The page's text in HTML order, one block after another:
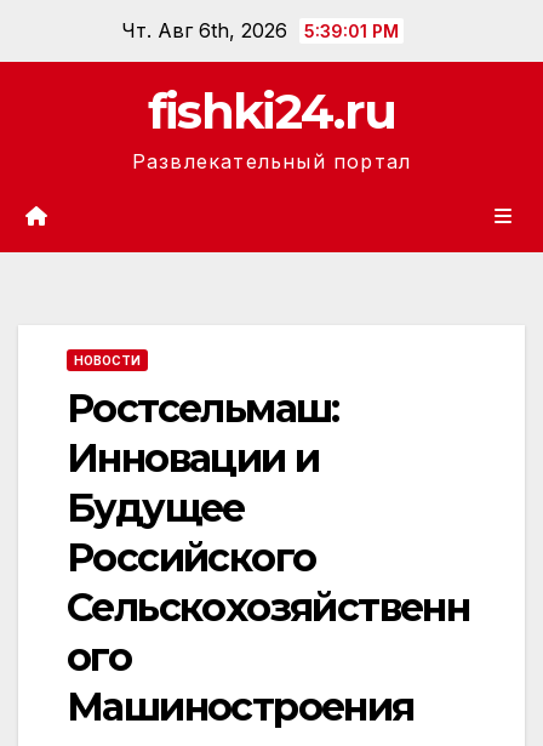
Чт. Авг 6th, 2026 5:39:02 PM
fishki24.ru
Развлекательный портал
НОВОСТИ
Ростсельмаш:
Инновации и
Будущее
Российского
Сельскохозяйственн
ого
Машиностроения